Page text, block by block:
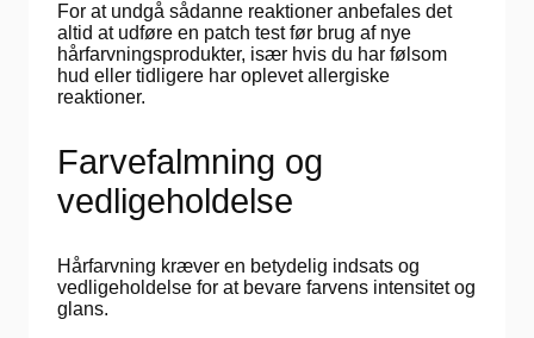
For at undgå sådanne reaktioner anbefales det
altid at udføre en patch test før brug af nye
hårfarvningsprodukter, især hvis du har følsom
hud eller tidligere har oplevet allergiske
reaktioner.
Farvefalmning og
vedligeholdelse
Hårfarvning kræver en betydelig indsats og
vedligeholdelse for at bevare farvens intensitet og
glans.